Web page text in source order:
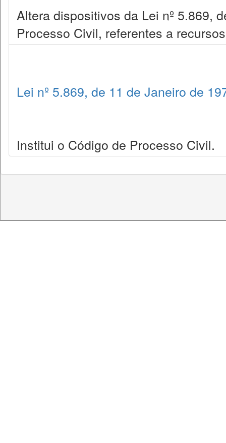
Altera dispositivos da Lei nº 5.869,
Processo Civil, referentes a
Lei nº 5.869, de 11 de Janeiro de
Institui o Código de Processo Civil.